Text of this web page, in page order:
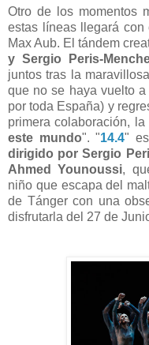
Otro de los momentos
estas líneas llegará
Max Aub. El tándem
y Sergio Peris-
juntos tras la
que no se haya vuelto
por toda España) y
primera colaboración,
este mundo". "14.4"
dirigido por Sergio
Ahmed Younoussi,
niño que escapa del
de Tánger con una
disfrutarla del 27 de